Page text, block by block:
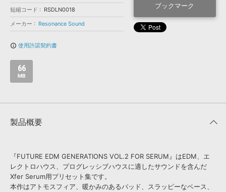
APS 映像のBGM・セリフを音声分離
短縮コード
RSDLN0018
メーカー
Resonance Sound
info_outline 使用許諾契約書
66
MB
ブックマーク
製品概要
『FUTURE EDM GENERATIONS VOL.2 FOR SERUM』はEDM、エ
レクトロハウス、プログレッシブハウスに適したサウンドを含んだ
Xfer Serum用プリセット集です。
本作はアトモスフィア、暖かみのあるパッド、スラッピーなベース、